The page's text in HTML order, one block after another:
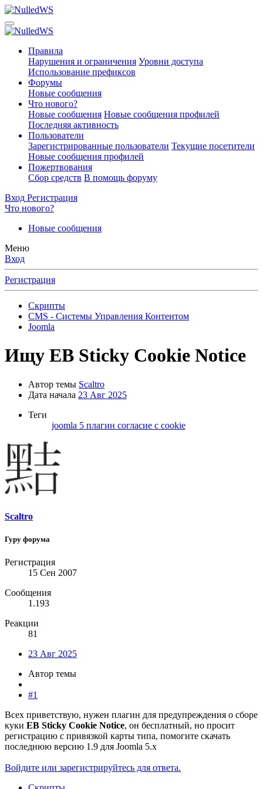
Правила
Нарушения и ограничения Уровни доступа
Использование префиксов
Форумы
Новые сообщения
Что нового?
Новые сообщения Новые сообщения профилей
Последняя активность
Пользователи
Зарегистрированные пользователи Текущие посетители
Новые сообщения профилей
Пожертвования
Сбор средств В помощь форуму
Вход Регистрация
Что нового?
Новые сообщения
Меню
Вход
Регистрация
Скрипты
CMS - Системы Управления Контентом
Joomla
Ищу EB Sticky Cookie Notice
Автор темы Scaltro
Дата начала 23 Авг 2025
Теги
joomla 5 плагин согласие с cookie
Scaltro
Гуру форума
Регистрация
15 Сен 2007
Сообщения
1.193
Реакции
81
23 Авг 2025
Автор темы
#1
Всех приветствую, нужен плагин для предупреждения о сборе
куки EB Sticky Cookie Notice, он бесплатный, но просит
регистрацию с привязкой карты типа, помогите скачать
последнюю версию 1.9 для Joomla 5.x
Войдите или зарегистрируйтесь для ответа.